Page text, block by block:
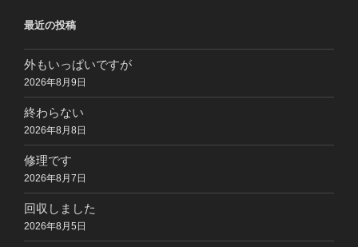
最近の投稿
外もいっぱいですが
2026年8月9日
終わらない
2026年8月8日
修理です
2026年8月7日
回収しました
2026年8月5日